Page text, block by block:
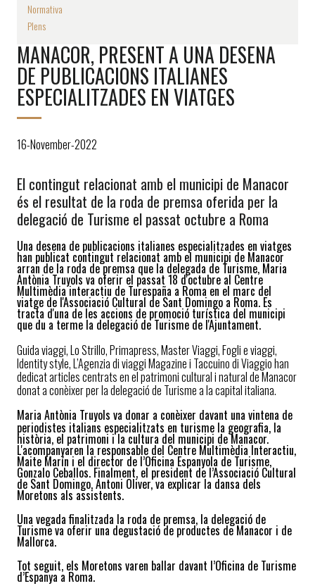
Normativa
Plens
MANACOR, PRESENT A UNA DESENA
DE PUBLICACIONS ITALIANES
ESPECIALITZADES EN VIATGES
16-November-2022
El contingut relacionat amb el municipi de Manacor
és el resultat de la roda de premsa oferida per la
delegació de Turisme el passat octubre a Roma
Una desena de publicacions italianes especialitzades en viatges
han publicat contingut relacionat amb el municipi de Manacor
arran de la roda de premsa que la delegada de Turisme, Maria
Antònia Truyols va oferir el passat 18 d'octubre al Centre
Multimèdia interactiu de Turespaña a Roma en el marc del
viatge de l'Associació Cultural de Sant Domingo a Roma. Es
tracta d'una de les accions de promoció turística del municipi
que du a terme la delegació de Turisme de l'Ajuntament.
Guida viaggi, Lo Strillo,Primapress, Master Viaggi, Fogli e viaggi,
Identity style, L’Agenzia di viaggi Magazine i Taccuino di Viaggio han
dedicat articles centrats en el patrimoni cultural i natural de Manacor
donat a conèixer per la delegació de Turisme a la capital italiana.
Maria Antònia Truyols va donar a conèixer davant una vintena de
periodistes italians especialitzats en turisme la geografia, la
història, el patrimoni i la cultura del municipi de Manacor.
L'acompanyaren la responsable del Centre Multimèdia Interactiu,
Maite Marín i el director de l’Oficina Espanyola de Turisme,
Gonzalo Ceballos. Finalment, el president de l’Associació Cultural
de Sant Domingo, Antoni Oliver, va explicar la dansa dels
Moretons als assistents.
Una vegada finalitzada la roda de premsa, la delegació de
Turisme va oferir una degustació de productes de Manacor i de
Mallorca.
Tot seguit, els Moretons varen ballar davant l’Oficina de Turisme
d’Espanya a Roma.